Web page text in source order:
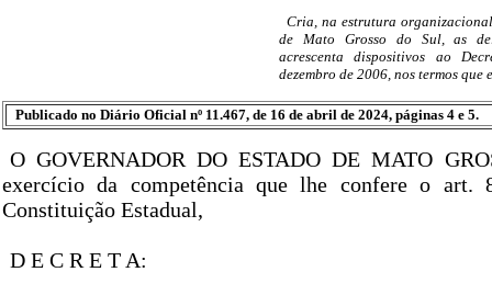
Cria, na estrutura
de Mato Grosso do Sul, as
acrescenta dispositivos ao
dezembro de 2006, nos termos que
Publicado no Diário Oficial nº 11.467, de 16 de abril de 2024, páginas 4 e 5.
O GOVERNADOR DO ESTADO DE MATO
exercício da competência que lhe confere o
Constituição Estadual,
D E C R E T A: